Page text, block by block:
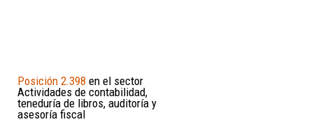
Posición 2.398 en el sector
Actividades de contabilidad,
teneduría de libros, auditoría y
asesoría fiscal